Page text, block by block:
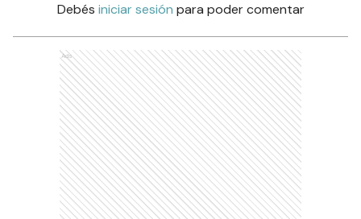
Debés iniciar sesión para poder comentar
Ads